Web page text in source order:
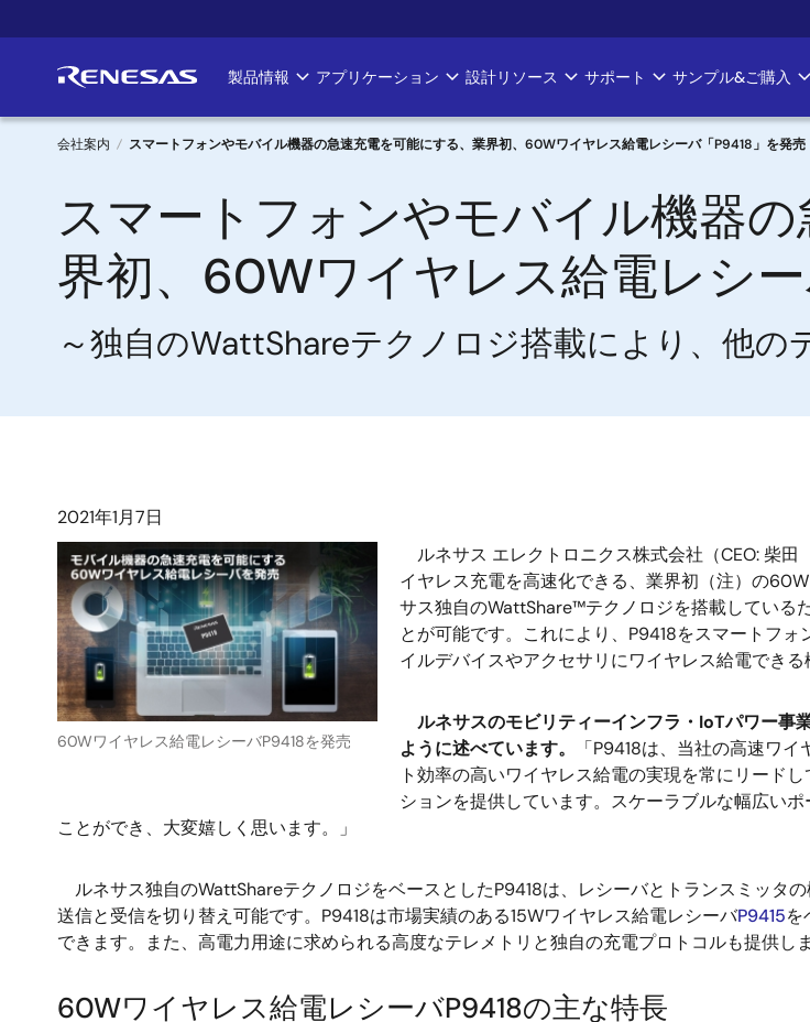
イ
ン
Main
navigation
製品情報 アプリケーション 設計リソース サポート サンプル&ご購入
パ
ン
く
ず
会社案内 スマートフォンやモバイル機器の急速充電を可能にする、業界初、60Wワイヤレス給電レシーバ「P9418」を発売
スマートフォンやモバイル機器
界初、60Wワイヤレス給電レシ
～独自のWattShareテクノロジ搭載により、他の
2021年1月7日
60Wワイヤレス給電レシーバP9418を発売
ルネサス エレクトロニクス株式会社（CEO: 柴
イヤレス充電を高速化できる、業界初（注）の
サス独自のWattShare™テクノロジを搭載している
とが可能です。これにより、P9418をスマートフ
イルデバイスやアクセサリにワイヤレス給電できる
ルネサスのモビリティーインフラ・IoTパワー
ように述べています。
「P9418は、当社の高速ワ
ト効率の高いワイヤレス給電の実現を常にリード
ションを提供しています。スケーラブルな幅広い
ことができ、大変嬉しく思います。」
ルネサス独自のWattShareテクノロジをベースとしたP9418は、レシーバとトランスミッタ
送信と受信を切り替え可能です。P9418は市場実績のある15Wワイヤレス給電レシーバP9415を
できます。また、高電力用途に求められる高度なテレメトリと独自の充電プロトコルも提供しま
60Wワイヤレス給電レシーバP9418の主な特長